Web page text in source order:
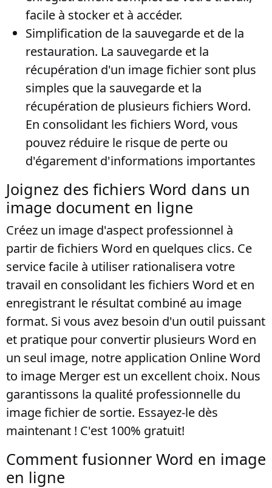
facile à stocker et à accéder.
Simplification de la sauvegarde et de la
restauration. La sauvegarde et la
récupération d'un image fichier sont plus
simples que la sauvegarde et la
récupération de plusieurs fichiers Word.
En consolidant les fichiers Word, vous
pouvez réduire le risque de perte ou
d'égarement d'informations importantes
Joignez des fichiers Word dans un
image document en ligne
Créez un image d'aspect professionnel à
partir de fichiers Word en quelques clics. Ce
service facile à utiliser rationalisera votre
travail en consolidant les fichiers Word et en
enregistrant le résultat combiné au image
format. Si vous avez besoin d'un outil puissant
et pratique pour convertir plusieurs Word en
un seul image, notre application Online Word
to image Merger est un excellent choix. Nous
garantissons la qualité professionnelle du
image fichier de sortie. Essayez-le dès
maintenant ! C'est 100% gratuit!
Comment fusionner Word en image
en ligne